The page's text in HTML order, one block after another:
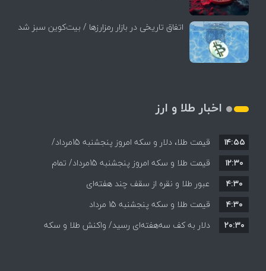
اتفاق تاریخی در بازار رمزارزها / بیت‌کوین سبز شد
اخبار طلا و ارز
قیمت طلا، دلار و سکه امروز پنجشنبه 15مرداد/
افزایش قیمت ها + جدول
۱۴:۵۵
قیمت طلا و سکه امروز پنجشنبه 15مرداد/ تمام
قیمت ها بر مدار افزایش + جدول
۱۲:۳۰
عبور طلا و نقره از سقف چند هفته‌ای
۴:۳۰
قیمت طلا و سکه پنجشنبه 15 مرداد
۴:۳۰
دلار به کف سه‌هفته‌ای رسید/ واکنش طلا و سکه
۲۰:۳۰